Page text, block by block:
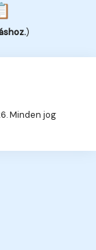
)
Minden jog